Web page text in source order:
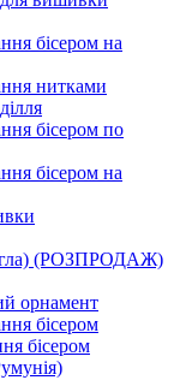
бісером на
нитками
бісером по
бісером на
(РОЗПРОДАЖ)
орнамент
бісером
бісером